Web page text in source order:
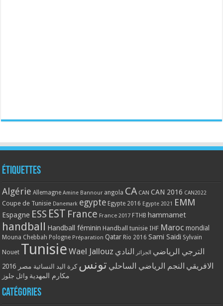
Étiquettes
Algérie Allemagne Amine Bannour angola CA CAN CAN 2016 CAN2022
Coupe de Tunisie Danemark egypte Egypte 2016 Egypte 2021 EMM
Espagne ESS EST France France 2017 FTHB hammamet
handball Handball féminin Handball tunisie IHF Maroc mondial
Mouna Chebbah Pologne Préparation Qatar Rio 2016 Sami Saidi Sylvain
Nouet Tunisie Wael Jallouz الترجي الرياضي الجزائر النادي
الافريقي النجم الرياضي الساحلي تونس كرة اليد النسائية مصر 2016
مكارم المهدية وائل جلوز
Catégories